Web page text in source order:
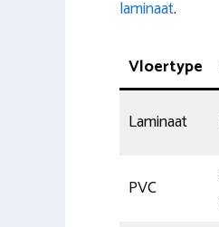
laminaat.
Vloertype
Laminaat
PVC